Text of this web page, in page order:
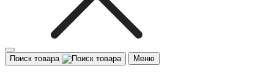
Поиск товара Меню